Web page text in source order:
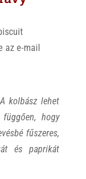
az e-mail
kolbász lehet
hogy
fűszeres,
és paprikát